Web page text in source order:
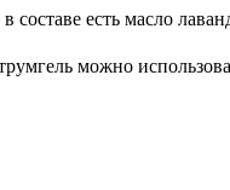
составе есть масло
можно